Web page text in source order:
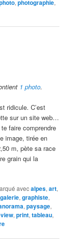
,photographie,
1 photo.
ridicule. C’est
sur un site web…
faire comprendre
image, tirée en
m, pète sa race
grain qui la
avecalpes,art,
galerie,graphiste,
,paysage,
,print,tableau,